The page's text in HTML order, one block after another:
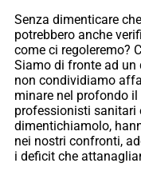
Senza dimenticare
potrebbero anche
come ci regoleremo?
Siamo di fronte ad un
non condividiamo
minare nel profondo
professionisti sanitari
dimentichiamolo,
nei nostri confronti,
i deficit che